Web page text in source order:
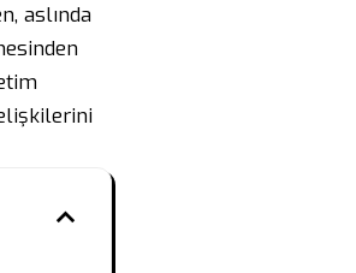
aslında